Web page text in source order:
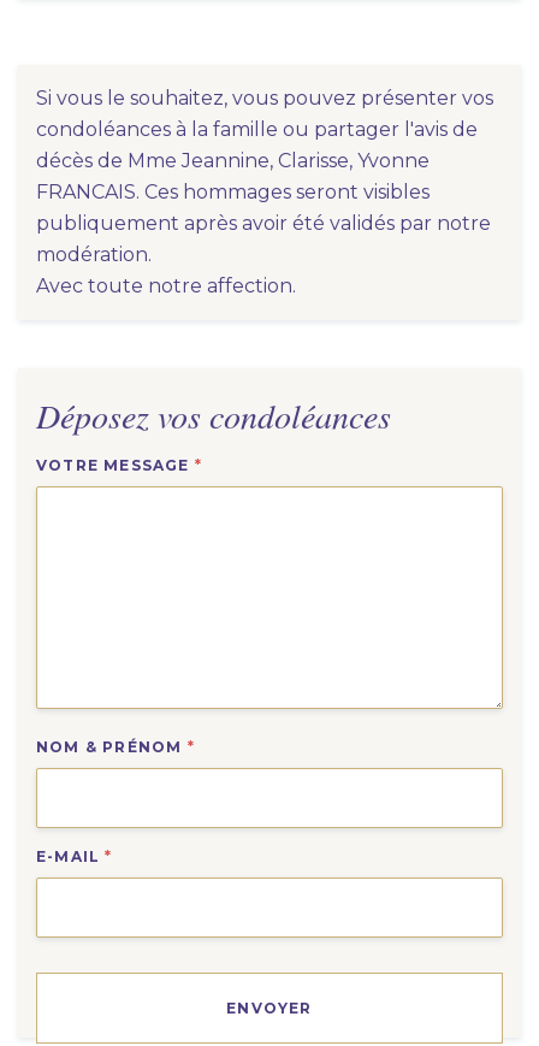
Si vous le souhaitez, vous pouvez présenter vos
condoléances à la famille ou partager l'avis de
décès de Mme Jeannine, Clarisse, Yvonne
FRANCAIS. Ces hommages seront visibles
publiquement après avoir été validés par notre
modération.
Avec toute notre affection.
Déposez vos condoléances
VOTRE MESSAGE *
NOM & PRÉNOM *
E-MAIL*